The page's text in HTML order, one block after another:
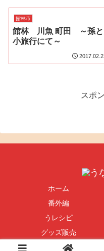
館林市
館林 川魚 町田 ～孫と
小旅行にて～
スポ
ホーム
番外編
うレシピ
グッズ販売